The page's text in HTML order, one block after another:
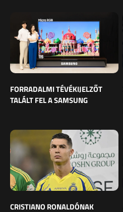
FORRADALMI TÉVÉKIJELZŐT
TALÁLT FEL A SAMSUNG
CRISTIANO RONALDÓNAK